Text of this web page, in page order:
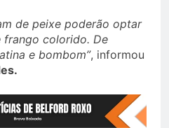
de peixe poderão optar
colorido. De
e bombom”, informou